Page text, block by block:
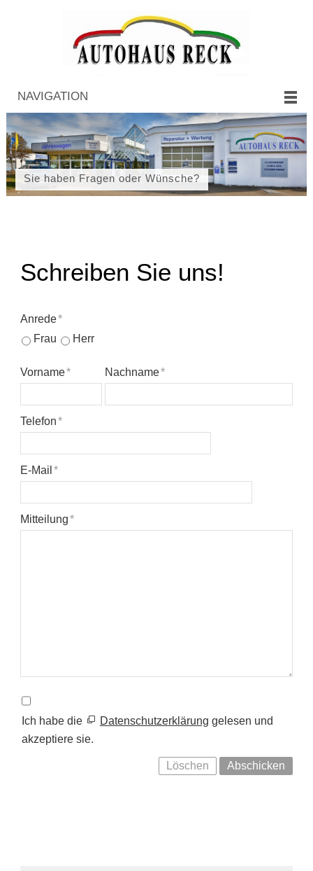
NAVIGATION
Sie haben Fragen oder Wünsche?
Schreiben Sie uns!
Anrede*
Frau
Herr
Vorname* Nachname*
Telefon*
E-Mail *
Mitteilung*
Ich habe die Datenschutzerklärung gelesen und
akzeptiere sie.
Löschen Abschicken